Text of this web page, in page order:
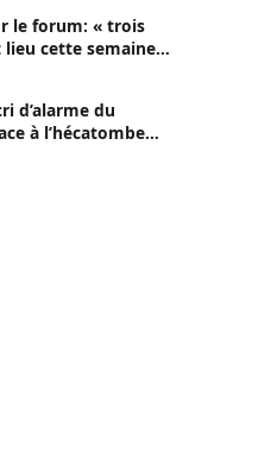
le forum: « trois
cette semaine à
d’alarme du
à l’hécatombe